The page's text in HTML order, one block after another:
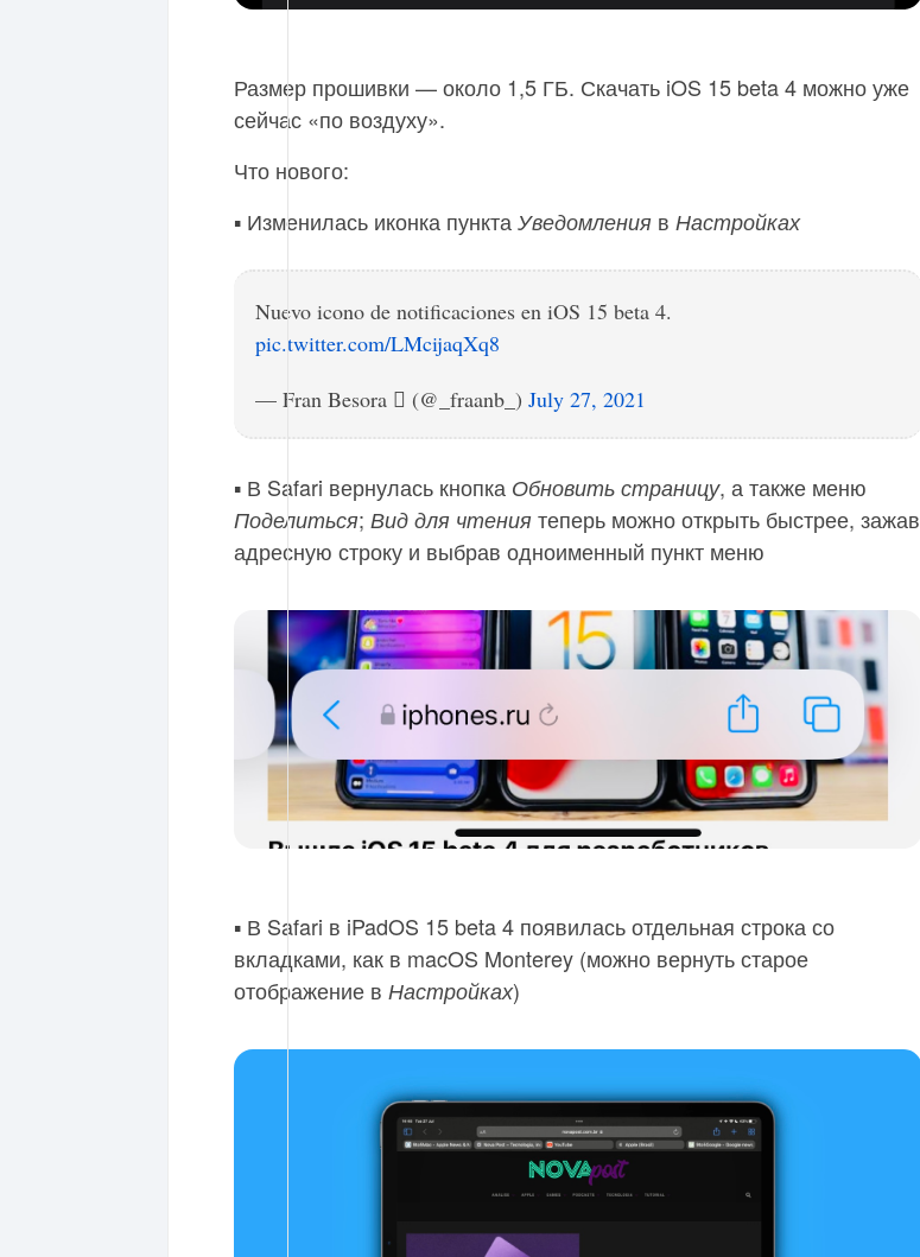
Размер прошивки — около 1,5 ГБ. Скачать iOS 15 beta 4 можно уже
сейчас «по воздуху».
Что нового:
▪️ Изменилась иконка пункта Уведомления в Настройках
Nuevo icono de notificaciones en iOS 15 beta 4.
pic.twitter.com/LMcijaqXq8
— Fran Besora  (@_fraanb_) July 27, 2021
▪️ В Safari вернулась кнопка Обновить страницу, а также меню
Поделиться; Вид для чтения теперь можно открыть быстрее, зажав
адресную строку и выбрав одноименный пункт меню
▪️ В Safari в iPadOS 15 beta 4 появилась отдельная строка со
вкладками, как в macOS Monterey (можно вернуть старое
отображение в Настройках)